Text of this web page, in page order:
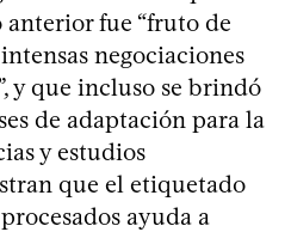
fue “fruto de
negociaciones
y que incluso se brindó
de adaptación para la
y estudios
que el etiquetado
ayuda a